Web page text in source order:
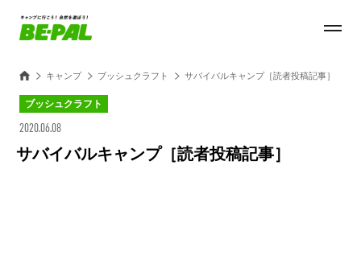
キャンプ ブッシュクラフト サバイバルキャンプ［読者投稿記事］
ブッシュクラフト
2020.06.08
サバイバルキャンプ［読者投稿記事］